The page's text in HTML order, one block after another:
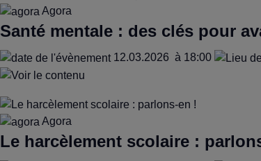
Agora
Santé mentale : des clés pour
12.03.2026 à 18:00
Agora
Le harcèlement scolaire :